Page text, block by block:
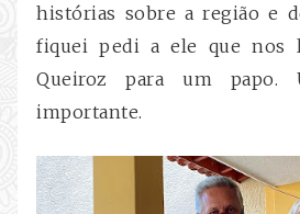
histórias sobre a região e
fiquei pedi a ele que nos
Queiroz para um papo.
importante.